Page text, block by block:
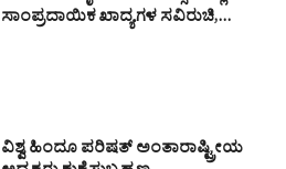
ಸಾಂಪ್ರದಾಯಿಕ ಖಾದ್ಯಗಳ ಸವಿರುಚಿ,…
ವಿಶ್ವ ಹಿಂದೂ ಪರಿಷತ್ ಅಂತಾರಾಷ್ಟ್ರೀಯ